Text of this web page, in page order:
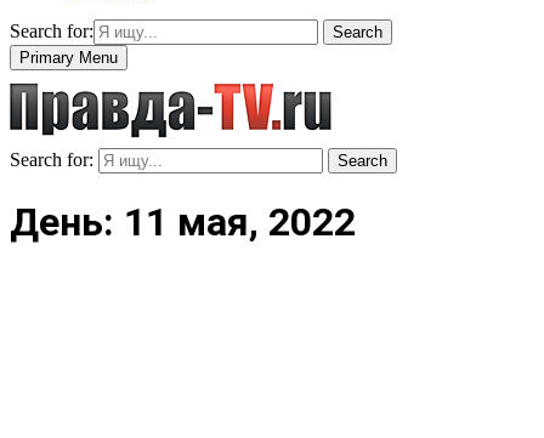
Search for:
Search
Primary Menu
Search for: Search
День: 11 мая, 2022